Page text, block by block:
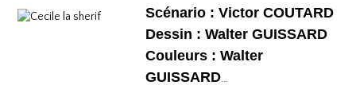
Sophie. Un album, on peut le dire, surréaliste.
Scénario : Victor COUTARD
Dessin : Walter GUISSARD
Couleurs : Walter
GUISSARD